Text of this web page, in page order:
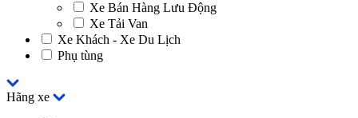
Xe Bán Hàng Lưu Động
Xe Tải Van
Xe Khách - Xe Du Lịch
Phụ tùng
Hãng xe